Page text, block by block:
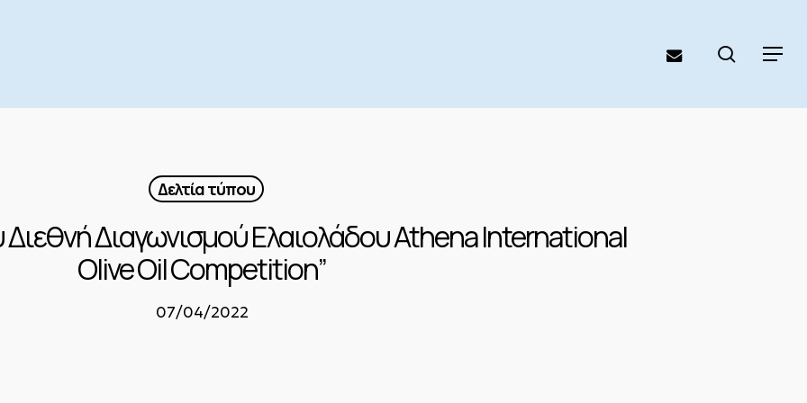
Menu
email search
Δελτία τύπου
Διεθνή Διαγωνισμού Ελαιολάδου Athena International
Olive Oil Competition”
07/04/2022